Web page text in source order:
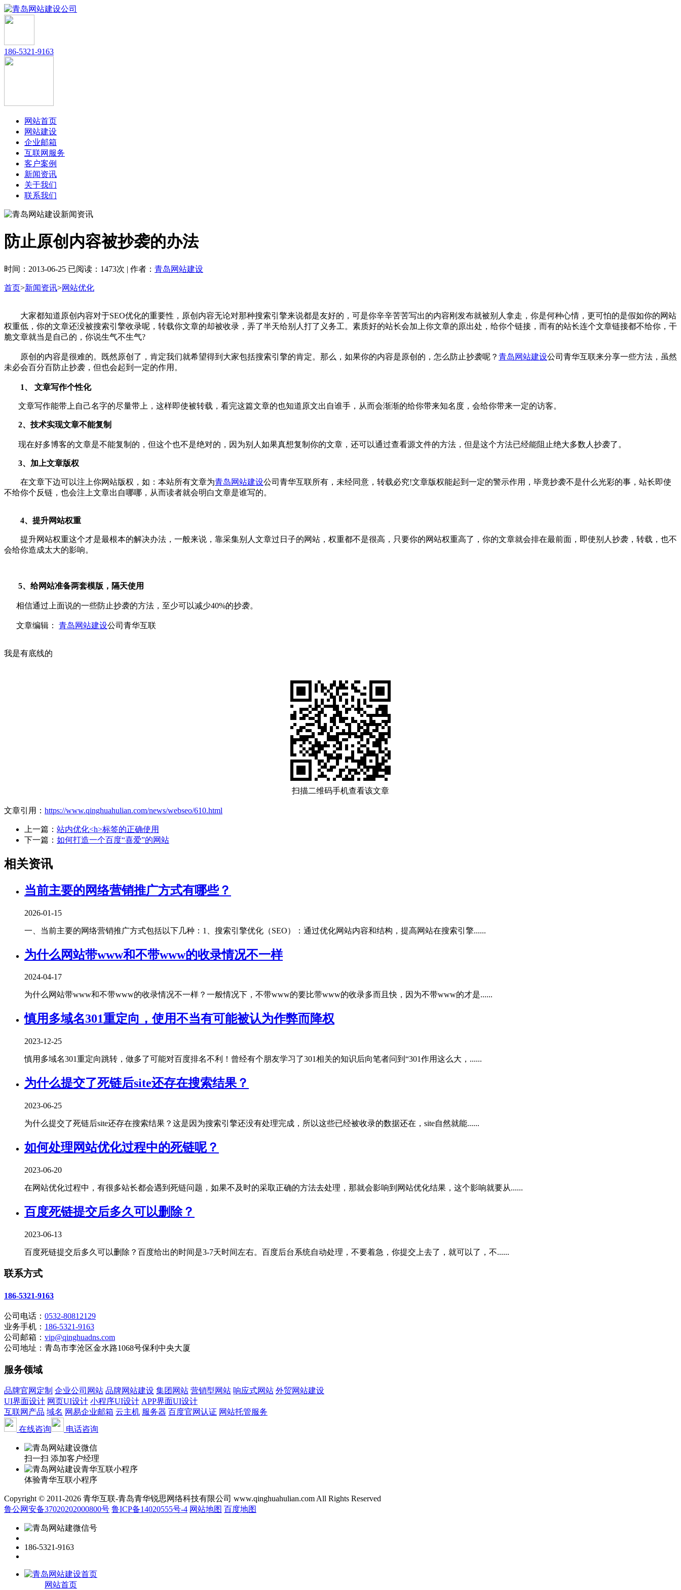
186-5321-9163
网站首页
网站建设
企业邮箱
互联网服务
客户案例
新闻资讯
关于我们
联系我们
防止原创内容被抄袭的办法
时间：2013-06-25 已阅读：1473次 | 作者： 青岛网站建设
首页>新闻资讯>网站优化
大家都知道原创内容对于SEO优化的重要性，原创内容无论对那种搜索引擎来说都是友好的，可是你辛辛苦苦写出的内容刚发布就被别人拿走，你是何种心情，更可怕的是假如你的网站
权重低，你的文章还没被搜索引擎收录呢，转载你文章的却被收录，弄了半天给别人打了义务工。素质好的站长会加上你文章的原出处，给你个链接，而有的站长连个文章链接都不给你，干
脆文章就当是自己的，你说生气不生气?
原创的内容是很难的。既然原创了，肯定我们就希望得到大家包括搜索引擎的肯定。那么，如果你的内容是原创的，怎么防止抄袭呢？ 青岛网站建设公司青华互联来分享一些方法，虽然
未必会百分百防止抄袭，但也会起到一定的作用。
1、 文章写作个性化
文章写作能带上自己名字的尽量带上，这样即使被转载，看完这篇文章的也知道原文出自谁手，从而会渐渐的给你带来知名度，会给你带来一定的访客。
2、技术实现文章不能复制
现在好多博客的文章是不能复制的，但这个也不是绝对的，因为别人如果真想复制你的文章，还可以通过查看源文件的方法，但是这个方法已经能阻止绝大多数人抄袭了。
3、加上文章版权
在文章下边可以注上你网站版权，如：本站所有文章为青岛网站建设公司青华互联所有，未经同意，转载必究!文章版权能起到一定的警示作用，毕竟抄袭不是什么光彩的事，站长即使
不给你个反链，也会注上文章出自哪哪，从而读者就会明白文章是谁写的。
4、提升网站权重
提升网站权重这个才是最根本的解决办法，一般来说，靠采集别人文章过日子的网站，权重都不是很高，只要你的网站权重高了，你的文章就会排在最前面，即使别人抄袭，转载，也不
会给你造成太大的影响。
5、给网站准备两套模版，隔天使用
相信通过上面说的一些防止抄袭的方法，至少可以减少40%的抄袭。
文章编辑： 青岛网站建设公司青华互联
我是有底线的
扫描二维码手机查看该文章
文章引用： https://www.qinghuahulian.com/news/webseo/610.html
上一篇： 站内优化<h>标签的正确使用
下一篇： 如何打造一个百度“喜爱”的网站
相关资讯
当前主要的网络营销推广方式有哪些？
2026-01-15
一、当前主要的网络营销推广方式包括以下几种‌：1、‌搜索引擎优化（SEO）‌：通过优化网站内容和结构，提高网站在搜索引擎......
为什么网站带www和不带www的收录情况不一样
2024-04-17
为什么网站带www和不带www的收录情况不一样？一般情况下，不带www的要比带www的收录多而且快，因为不带www的才是......
慎用多域名301重定向，使用不当有可能被认为作弊而降权
2023-12-25
慎用多域名301重定向跳转，做多了可能对百度排名不利！曾经有个朋友学习了301相关的知识后向笔者问到“301作用这么大，......
为什么提交了死链后site还存在搜索结果？
2023-06-25
为什么提交了死链后site还存在搜索结果？这是因为搜索引擎还没有处理完成，所以这些已经被收录的数据还在，site自然就能......
如何处理网站优化过程中的死链呢？
2023-06-20
在网站优化过程中，有很多站长都会遇到死链问题，如果不及时的采取正确的方法去处理，那就会影响到网站优化结果，这个影响就要从......
百度死链提交后多久可以删除？
2023-06-13
百度死链提交后多久可以删除？百度给出的时间是3-7天时间左右。百度后台系统自动处理，不要着急，你提交上去了，就可以了，不......
联系方式
186-5321-9163
公司电话： 0532-80812129
业务手机： 186-5321-9163
公司邮箱： vip@qinghuadns.com
公司地址：青岛市李沧区金水路1068号保利中央大厦
服务领域
品牌官网定制 企业公司网站 品牌网站建设 集团网站 营销型网站 响应式网站 外贸网站建设
UI界面设计 网页UI设计 小程序UI设计 APP界面UI设计
互联网产品 域名 网易企业邮箱 云主机 服务器 百度官网认证 网站托管服务
在线咨询
电话咨询
扫一扫 添加客户经理
体验青华互联小程序
Copyright © 2011-2026 青华互联-青岛青华锐思网络科技有限公司 www.qinghuahulian.com All Rights Reserved
鲁公网安备37020202000800号 鲁ICP备14020555号-4 网站地图 百度地图
186-5321-9163
网站首页